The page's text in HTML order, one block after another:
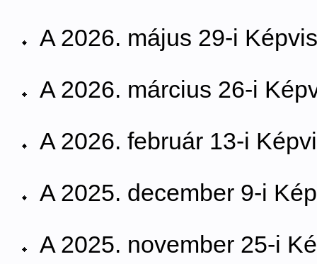
A 2026. május 29-i
A 2026. március 26-i
A 2026. február 13-i
A 2025. december 9-i
A 2025. november 25-i